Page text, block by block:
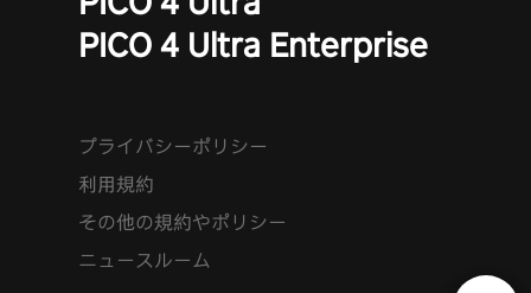
PICO 4 Ultra Enterprise
プライバシーポリシー
利用規約
その他の規約やポリシー
ニュースルーム